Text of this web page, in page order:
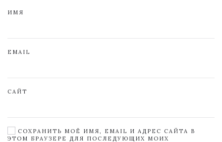
ИМЯ
EMAIL
САЙТ
СОХРАНИТЬ МОЁ ИМЯ, EMAIL И АДРЕС САЙТА В
ЭТОМ БРАУЗЕРЕ ДЛЯ ПОСЛЕДУЮЩИХ МОИХ